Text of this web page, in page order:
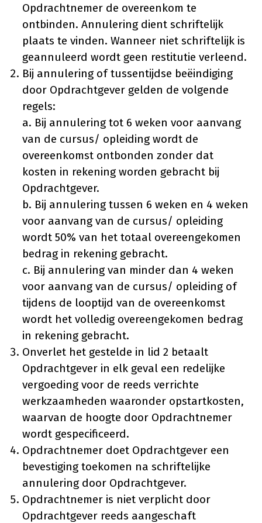
Opdrachtnemer de overeenkom te
ontbinden. Annulering dient schriftelijk
plaats te vinden. Wanneer niet schriftelijk is
geannuleerd wordt geen restitutie verleend.
Bij annulering of tussentijdse beëindiging
door Opdrachtgever gelden de volgende
regels:
a. Bij annulering tot 6 weken voor aanvang
van de cursus/ opleiding wordt de
overeenkomst ontbonden zonder dat
kosten in rekening worden gebracht bij
Opdrachtgever.
b. Bij annulering tussen 6 weken en 4 weken
voor aanvang van de cursus/ opleiding
wordt 50% van het totaal overeengekomen
bedrag in rekening gebracht.
c. Bij annulering van minder dan 4 weken
voor aanvang van de cursus/ opleiding of
tijdens de looptijd van de overeenkomst
wordt het volledig overeengekomen bedrag
in rekening gebracht.
Onverlet het gestelde in lid 2 betaalt
Opdrachtgever in elk geval een redelijke
vergoeding voor de reeds verrichte
werkzaamheden waaronder opstartkosten,
waarvan de hoogte door Opdrachtnemer
wordt gespecificeerd.
Opdrachtnemer doet Opdrachtgever een
bevestiging toekomen na schriftelijke
annulering door Opdrachtgever.
Opdrachtnemer is niet verplicht door
Opdrachtgever reeds aangeschaft